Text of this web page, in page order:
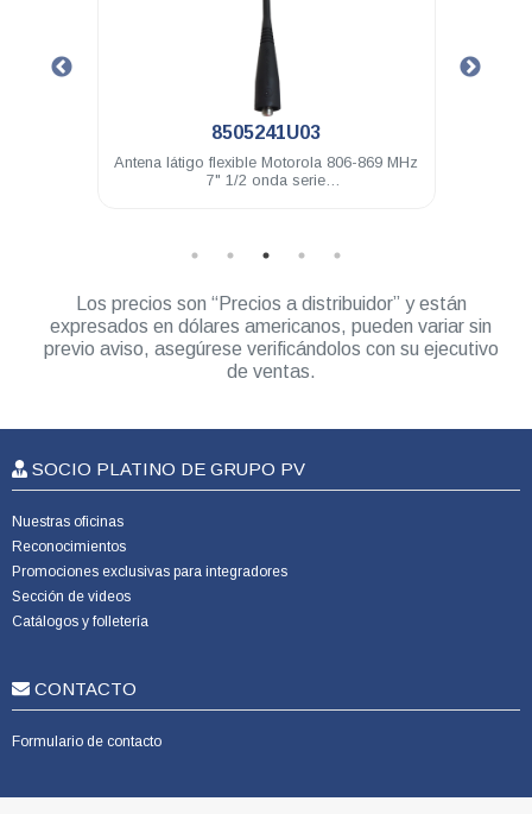
.
8505241U03
Antena látigo flexible Motorola 806-869 MHz
7" 1/2 onda serie
Los precios son “Precios a distribuidor” y están
expresados en dólares americanos, pueden variar sin
previo aviso, asegúrese verificándolos con su ejecutivo
de ventas.
SOCIO PLATINO DE GRUPO PV
Nuestras oficinas
Reconocimientos
Promociones exclusivas para integradores
Sección de videos
Catálogos y folletería
CONTACTO
Formulario de contacto